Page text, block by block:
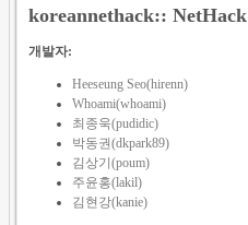
koreannethack::
개발자:
Heeseung Seo(hirenn)
Whoami(whoami)
최종욱(pudidic)
박동권(dkpark89)
김상기(poum)
주윤홍(lakil)
김현강(kanie)